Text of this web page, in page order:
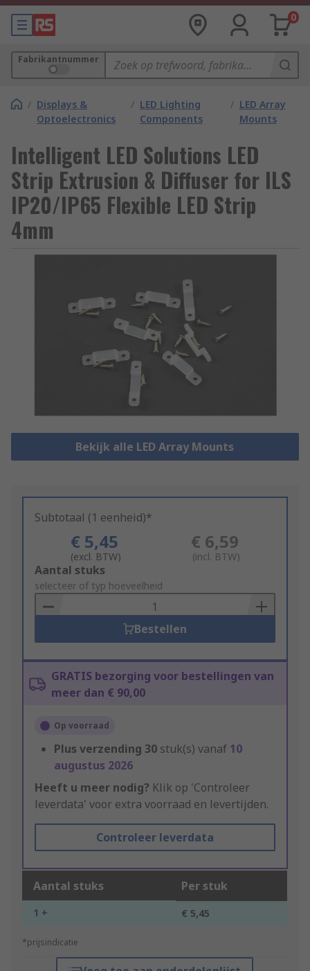
0
Fabrikantnummer
/ Displays &
Optoelectronics
/ LED Lighting
Components
/ LED Array
Mounts
Intelligent LED Solutions LED
Strip Extrusion & Diffuser for ILS
IP20/IP65 Flexible LED Strip
4mm
Bekijk alle LED Array Mounts
Subtotaal (1 eenheid)*
€ 5,45
(excl. BTW)
€ 6,59
(incl. BTW)
Add
to
Basket
Aantal stuks
selecteer of typ hoeveelheid
Bestellen
GRATIS bezorging voor bestellingen van
meer dan € 90,00
Op voorraad
Plus verzending 30 stuk(s) vanaf 10
augustus 2026
Heeft u meer nodig? Klik op 'Controleer
leverdata' voor extra voorraad en levertijden.
Controleer leverdata
Aantal stuks Per stuk
1 + € 5,45
*prijsindicatie